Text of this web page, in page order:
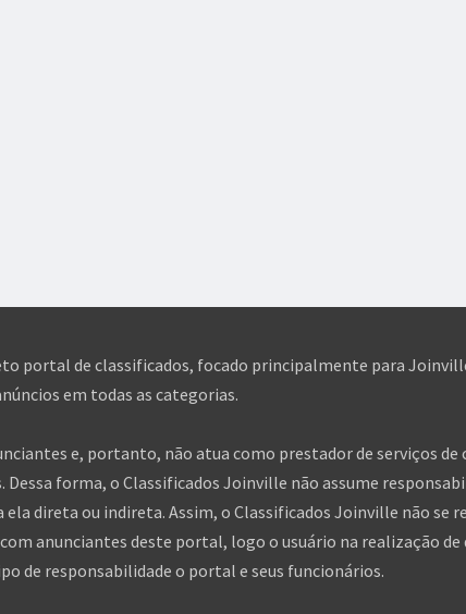
portal de classificados, focado principalmente para
em todas as categorias.
e, portanto, não atua como prestador de serviços
forma, o Classificados Joinville não assume
direta ou indireta. Assim, o Classificados Joinville não se
anunciantes deste portal, logo o usuário na realização de
de responsabilidade o portal e seus funcionários.